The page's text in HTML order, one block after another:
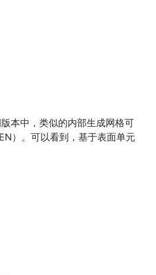
本中，类似的内部生成网格可
）。可以看到，基于表面单元